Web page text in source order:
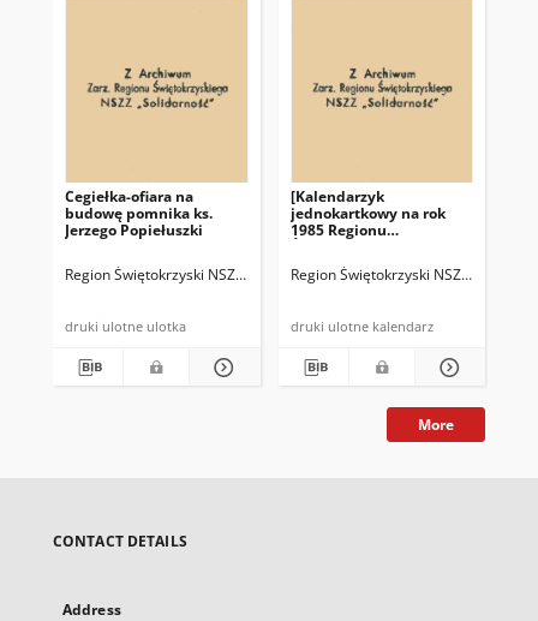
Cegiełka-ofiara na
budowę pomnika ks.
Jerzego Popiełuszki
Region Świętokrzyski NSZZ "Solidarność"
druki ulotne ulotka
[Kalendarzyk
jednokartkowy na rok
1985 Regionu
"Solidarność"]
Region Świętokrzyski NSZZ
druki ulotne kalendarz
More
CONTACT DETAILS
Address